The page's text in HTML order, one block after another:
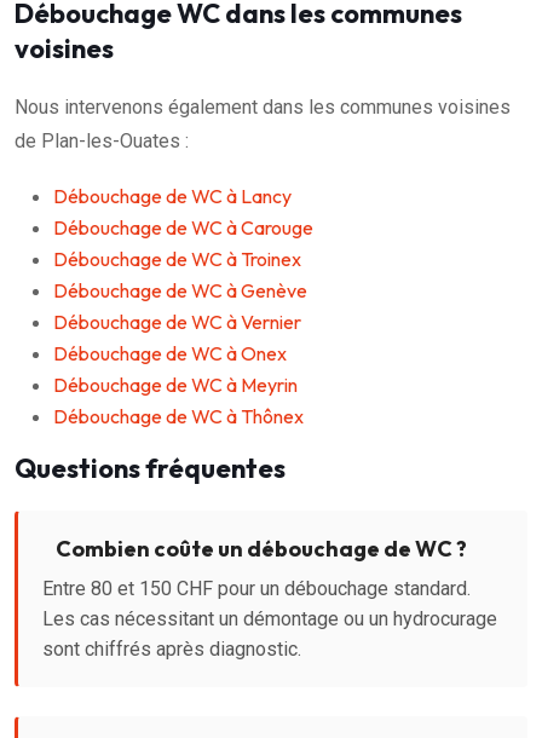
Débouchage WC dans les communes
voisines
Nous intervenons également dans les communes voisines
de Plan-les-Ouates :
Débouchage de WC à Lancy
Débouchage de WC à Carouge
Débouchage de WC à Troinex
Débouchage de WC à Genève
Débouchage de WC à Vernier
Débouchage de WC à Onex
Débouchage de WC à Meyrin
Débouchage de WC à Thônex
Questions fréquentes
Combien coûte un débouchage de WC ?
Entre 80 et 150 CHF pour un débouchage standard.
Les cas nécessitant un démontage ou un hydrocurage
sont chiffrés après diagnostic.